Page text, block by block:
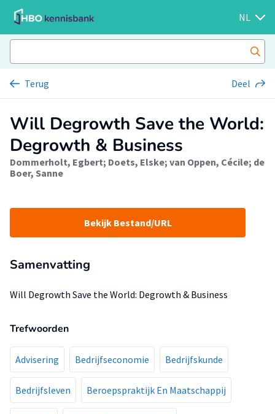
NL
Terug Deel
Will Degrowth Save the World:
Degrowth & Business
Dommerholt, Egbert; Doets, Elske; van Oppen, Cécile; de
Boer, Sanne
Bekijk Bestand/URL
Samenvatting
Will Degrowth Save the World: Degrowth & Business
Trefwoorden
Advisering Bedrijfseconomie Bedrijfskunde
Bedrijfsleven Beroepspraktijk En Maatschappij